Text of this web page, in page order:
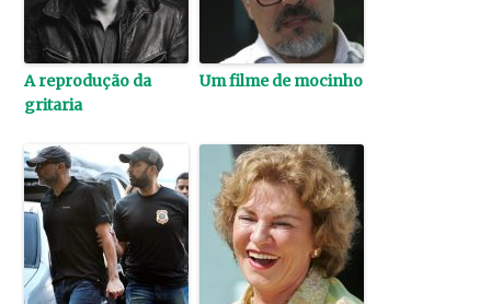
A reprodução da
gritaria
Um filme de mocinho